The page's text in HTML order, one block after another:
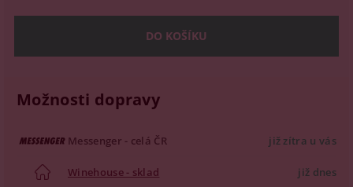
Možnosti dopravy
Messenger - celá ČR již zítra u vás
Winehouse - sklad již dnes